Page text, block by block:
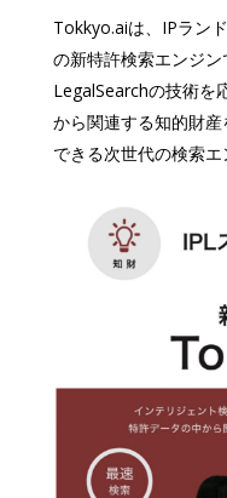
Tokkyo.aiは、IPラン
の新特許検索エンジ
LegalSearchの技術を
から関連する知的財
できる次世代の検索エ